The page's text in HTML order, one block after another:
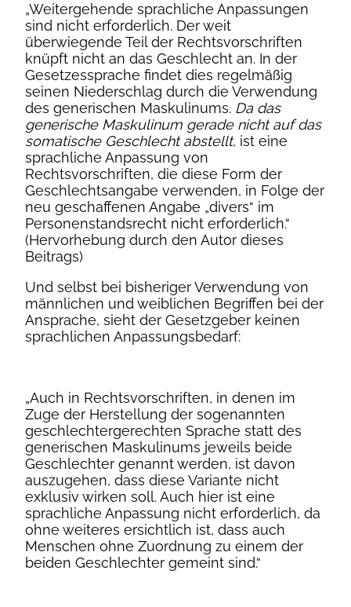
„Weitergehende sprachliche Anpassungen
sind nicht erforderlich. Der weit
überwiegende Teil der Rechtsvorschriften
knüpft nicht an das Geschlecht an. In der
Gesetzessprache findet dies regelmäßig
seinen Niederschlag durch die Verwendung
des generischen Maskulinums. Da das
generische Maskulinum gerade nicht auf das
somatische Geschlecht abstellt, ist eine
sprachliche Anpassung von
Rechtsvorschriften, die diese Form der
Geschlechtsangabe verwenden, in Folge der
neu geschaffenen Angabe „divers“ im
Personenstandsrecht nicht erforderlich.“
(Hervorhebung durch den Autor dieses
Beitrags)
Und selbst bei bisheriger Verwendung von
männlichen und weiblichen Begriffen bei der
Ansprache, sieht der Gesetzgeber keinen
sprachlichen Anpassungsbedarf:
„Auch in Rechtsvorschriften, in denen im
Zuge der Herstellung der sogenannten
geschlechtergerechten Sprache statt des
generischen Maskulinums jeweils beide
Geschlechter genannt werden, ist davon
auszugehen, dass diese Variante nicht
exklusiv wirken soll. Auch hier ist eine
sprachliche Anpassung nicht erforderlich, da
ohne weiteres ersichtlich ist, dass auch
Menschen ohne Zuordnung zu einem der
beiden Geschlechter gemeint sind.“